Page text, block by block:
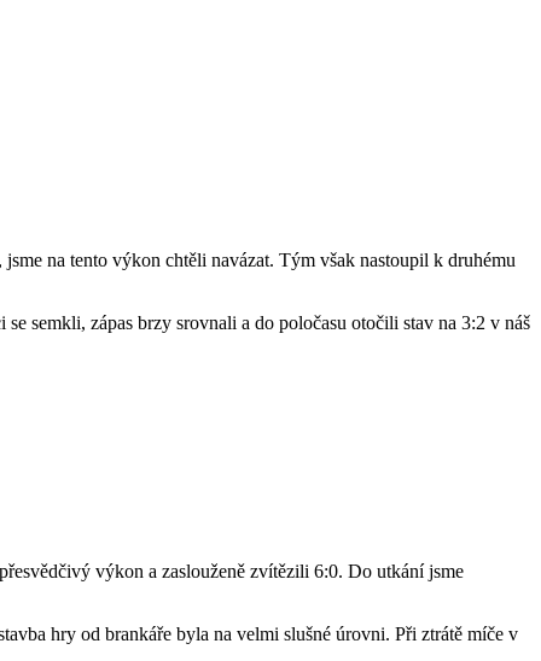
na tento výkon chtěli navázat. Tým však nastoupil k druhému
semkli, zápas brzy srovnali a do poločasu otočili stav na 3:2 v náš
výkon a zaslouženě zvítězili 6:0. Do utkání jsme
hry od brankáře byla na velmi slušné úrovni. Při ztrátě míče v